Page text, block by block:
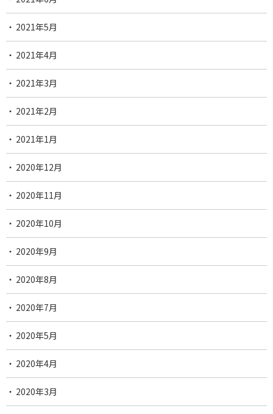
2021年5月
2021年4月
2021年3月
2021年2月
2021年1月
2020年12月
2020年11月
2020年10月
2020年9月
2020年8月
2020年7月
2020年5月
2020年4月
2020年3月